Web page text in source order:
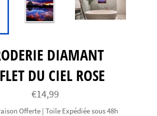
DIAMANT
DU CIEL ROSE
Prix
régulier
€14,99
Offerte | Toile Expédiée sous 48h